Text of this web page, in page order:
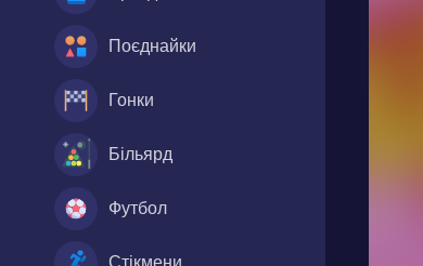
Поєднайки
Гонки
Більярд
Футбол